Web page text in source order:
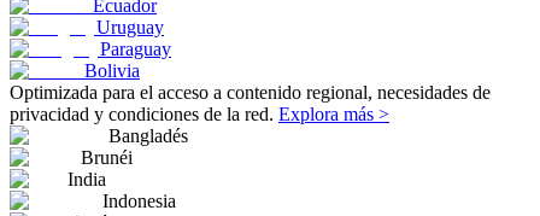
Ecuador
Uruguay
Paraguay
Bolivia
Optimizada para el acceso a contenido regional, necesidades de
privacidad y condiciones de la red. Explora más >
Bangladés
Brunéi
India
Indonesia